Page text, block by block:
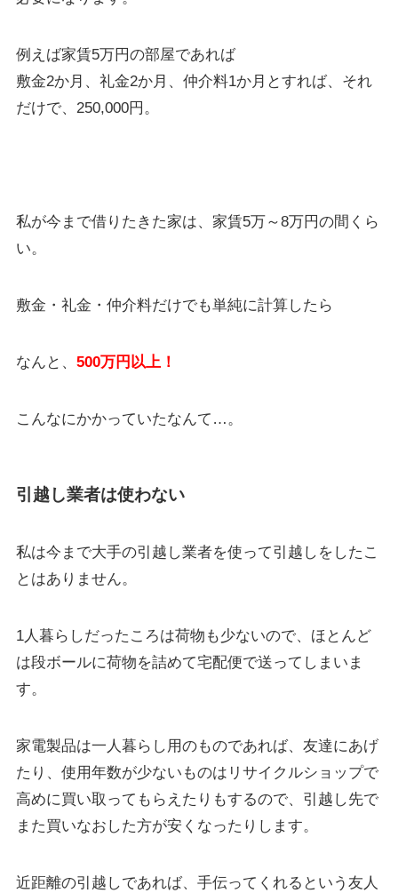
例えば家賃5万円の部屋であれば
敷金2か月、礼金2か月、仲介料1か月とすれば、それ
だけで、250,000円。
私が今まで借りたきた家は、家賃5万～8万円の間くら
い。
敷金・礼金・仲介料だけでも単純に計算したら
なんと、 500万円以上！
こんなにかかっていたなんて…。
引越し業者は使わない
私は今まで大手の引越し業者を使って引越しをしたこ
とはありません。
1人暮らしだったころは荷物も少ないので、ほとんど
は段ボールに荷物を詰めて宅配便で送ってしまいま
す。
家電製品は一人暮らし用のものであれば、友達にあげ
たり、使用年数が少ないものはリサイクルショップで
高めに買い取ってもらえたりもするので、引越し先で
また買いなおした方が安くなったりします。
近距離の引越しであれば、手伝ってくれるという友人